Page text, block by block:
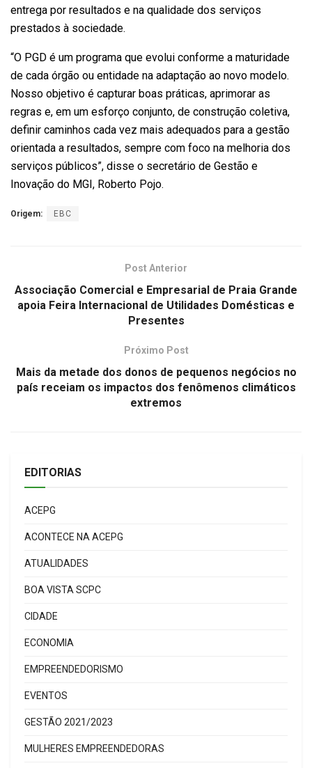
entrega por resultados e na qualidade dos serviços
prestados à sociedade.
“O PGD é um programa que evolui conforme a maturidade
de cada órgão ou entidade na adaptação ao novo modelo.
Nosso objetivo é capturar boas práticas, aprimorar as
regras e, em um esforço conjunto, de construção coletiva,
definir caminhos cada vez mais adequados para a gestão
orientada a resultados, sempre com foco na melhoria dos
serviços públicos”, disse o secretário de Gestão e
Inovação do MGI, Roberto Pojo.
Origem: EBC
Post Anterior
Associação Comercial e Empresarial de Praia Grande
apoia Feira Internacional de Utilidades Domésticas e
Presentes
Próximo Post
Mais da metade dos donos de pequenos negócios no
país receiam os impactos dos fenômenos climáticos
extremos
EDITORIAS
ACEPG
ACONTECE NA ACEPG
ATUALIDADES
BOA VISTA SCPC
CIDADE
ECONOMIA
EMPREENDEDORISMO
EVENTOS
GESTÃO 2021/2023
MULHERES EMPREENDEDORAS